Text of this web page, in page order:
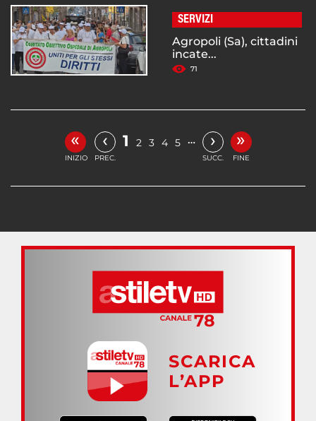
SERVIZI
Agropoli (Sa), cittadini
incate...
71
«
INIZIO
‹
PREC.
1 2 3 4 5 … ›
SUCC.
»
FINE
SCARICA
L’APP